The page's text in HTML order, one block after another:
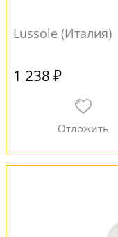
Lussole (Италия)
1 238 ₽